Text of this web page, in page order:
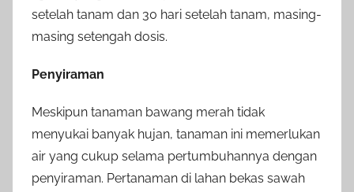
setelah tanam dan 30 hari setelah tanam, masing-
masing setengah dosis.
Penyiraman
Meskipun tanaman bawang merah tidak
menyukai banyak hujan, tanaman ini memerlukan
air yang cukup selama pertumbuhannya dengan
penyiraman. Pertanaman di lahan bekas sawah